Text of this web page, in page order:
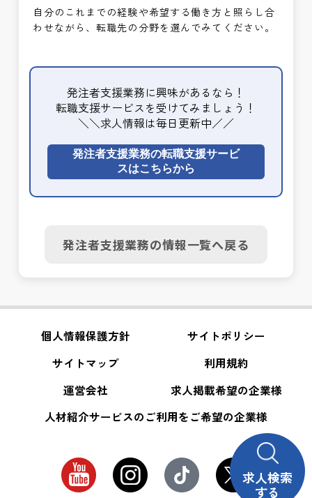
自分のこれまでの経験や希望する働き方と照らし合
わせながら、転職先の分野を選んでみてください。
発注者支援業務に興味があるなら！
転職支援サービスを受けてみましょう！
＼＼求人情報は毎日更新中／／
発注者支援業務の転職支援サービ
スはこちらから
発注者支援業務の情報一覧へ戻る
個人情報保護方針
サイトポリシー
サイトマップ
利用規約
運営会社
求人掲載希望の企業様
人材紹介サービスのご利用をご希望の企業様
求人検索
する